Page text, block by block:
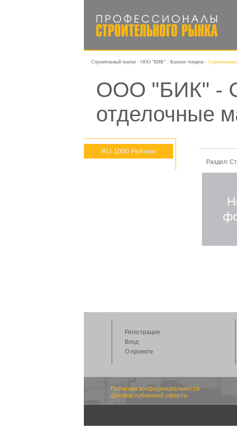
Строительный портал ООО "БИК" Каталог товаров
ООО "БИК" -
отделочные
RU-1000 Рейтинг
Раздел:
Регистрация
Вход
О проекте
Политика конфиденциальности
Договор публичной оферты